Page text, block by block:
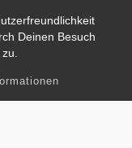
Deinen Besuch